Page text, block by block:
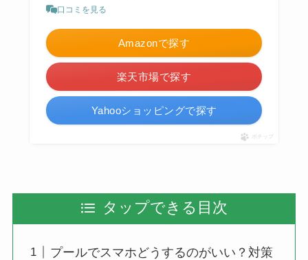
口コミを見る
Amazonで探す
楽天市場で探す
Yahooショッピングで探す
ポチップ
タップできる目次
プールでスマホどうするのがいい？対策